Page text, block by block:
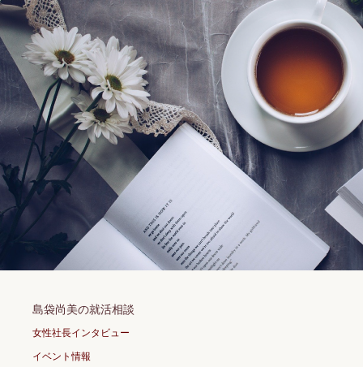
島袋尚美の就活相談
女性社長インタビュー
イベント情報